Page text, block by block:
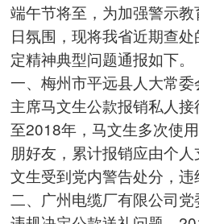
端午节将至，为加强警示
日氛围，现将我省近期查
定精神典型问题通报如下。
一、梅州市平远县人大常
主席马文生公款报销私人
至2018年，马文生多次使
朋好友，累计报销应由个
文生受到党内警告处分，违
二、广州电缆厂有限公司